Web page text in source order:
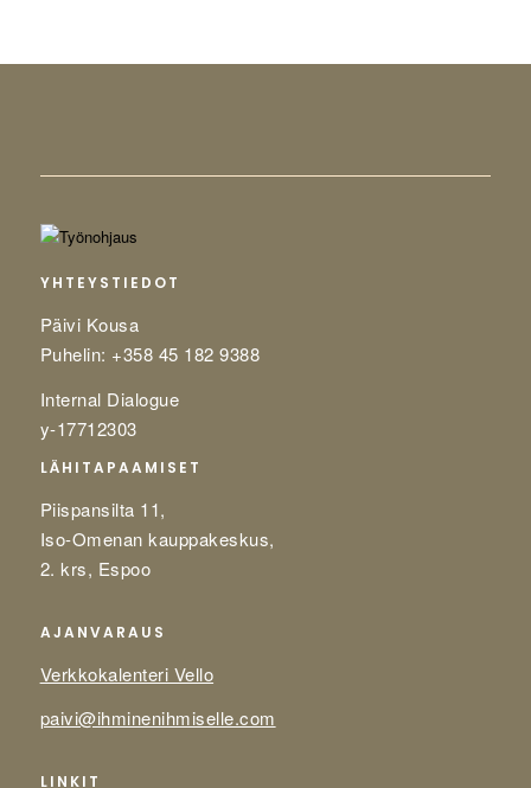
YHTEYSTIEDOT
Päivi Kousa
Puhelin: +358 45 182 9388
Internal Dialogue
y-17712303
LÄHITAPAAMISET
Piispansilta 11,
Iso-Omenan kauppakeskus,
2. krs, Espoo
AJANVARAUS
Verkkokalenteri Vello
paivi@ihminenihmiselle.com
LINKIT